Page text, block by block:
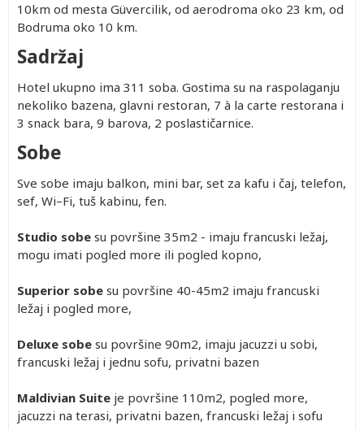
10km od mesta Güvercilik, od aerodroma oko 23 km, od
Bodruma oko 10 km.
Sadržaj
Hotel ukupno ima 311 soba. Gostima su na raspolaganju
nekoliko bazena, glavni restoran, 7 à la carte restorana i
3 snack bara, 9 barova, 2 poslastičarnice.
Sobe
Sve sobe imaju balkon, mini bar, set za kafu i čaj, telefon,
sef, Wi–Fi, tuš kabinu, fen.
Studio sobe su površine 35m2 - imaju francuski ležaj,
mogu imati pogled more ili pogled kopno,
Superior sobe su površine 40-45m2 imaju francuski
ležaj i pogled more,
Deluxe sobe su površine 90m2, imaju jacuzzi u sobi,
francuski ležaj i jednu sofu, privatni bazen
Maldivian Suite je površine 110m2, pogled more,
jacuzzi na terasi, privatni bazen, francuski ležaj i sofu